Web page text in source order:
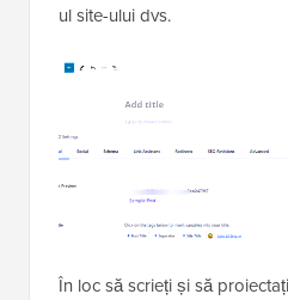
ul site-ului dvs.
În loc să scrieți și să